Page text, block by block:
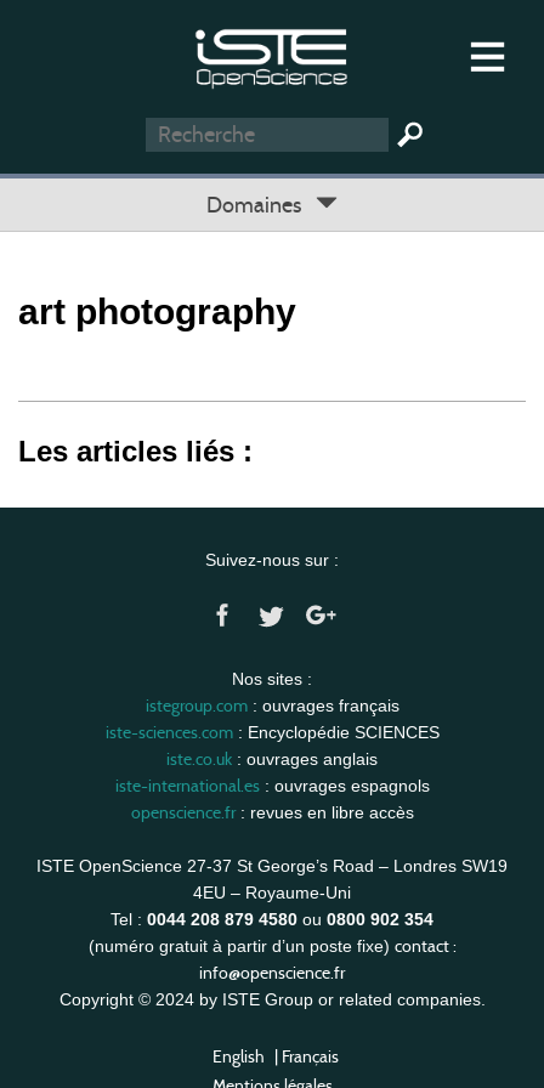
Domaines
art photography
Les articles liés :
Suivez-nous sur :
Nos sites :
istegroup.com: ouvrages français
iste-sciences.com: Encyclopédie SCIENCES
iste.co.uk : ouvrages anglais
iste-international.es: ouvrages espagnols
openscience.fr: revues en libre accès
ISTE OpenScience 27-37 St George’s Road – Londres SW19
4EU – Royaume-Uni
Tel : 0044 208 879 4580 ou 0800 902 354
(numéro gratuit à partir d’un poste fixe) contact :
info@openscience.fr
Copyright © 2024 by ISTE Group or related companies.
English | Français